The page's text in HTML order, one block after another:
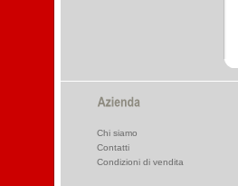
Chi siamo
Contatti
Condizioni di vendita